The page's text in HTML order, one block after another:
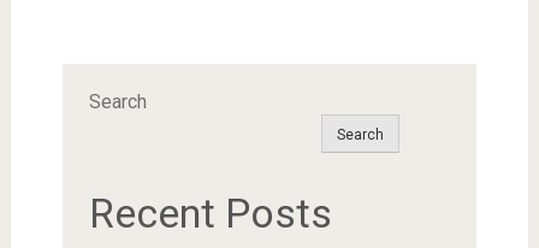
Search
Search
Recent Posts